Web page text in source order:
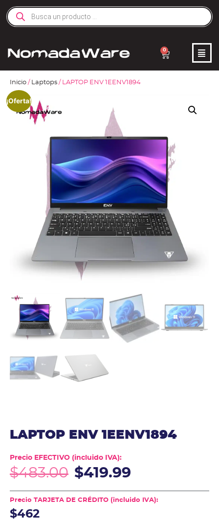
0
Inicio / Laptops / LAPTOP ENV 1EENV1894
¡Oferta!
LAPTOP ENV 1EENV1894
Precio EFECTIVO (incluido IVA):
$483.00 $419.99
Precio TARJETA DE CRÉDITO (incluido IVA):
$462